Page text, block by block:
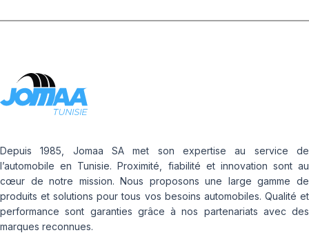
Depuis 1985, Jomaa SA met son expertise au service de
l’automobile en Tunisie. Proximité, fiabilité et innovation sont au
cœur de notre mission. Nous proposons une large gamme de
produits et solutions pour tous vos besoins automobiles. Qualité et
performance sont garanties grâce à nos partenariats avec des
marques reconnues.